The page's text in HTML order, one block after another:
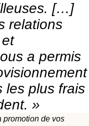
[…]
relations
a permis
les plus frais
»
promotion de vos